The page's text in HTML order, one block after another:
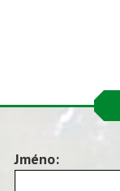
Jméno: